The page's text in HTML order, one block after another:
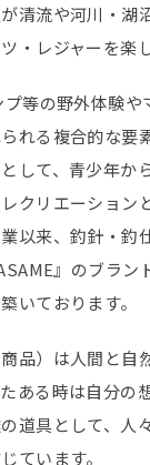
清流や河川・湖
・レジャーを楽
等の野外体験や
れる複合的な要
して、青少年か
クリエーション
以来、釣針・釣
』のブラン
いております。
品）は人間と自
ある時は自分の
道具として、人
ています。